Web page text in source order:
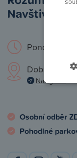
Navštivte
Pondělí –
Dobronická
Navigovat
Osobní odběr
Pohodlné